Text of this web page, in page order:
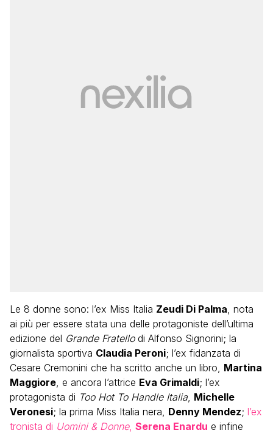
Le 8 donne sono: l’ex Miss Italia Zeudi Di Palma, nota
ai più per essere stata una delle protagoniste dell’ultima
edizione del Grande Fratellodi Alfonso Signorini; la
giornalista sportiva Claudia Peroni; l’ex fidanzata di
Cesare Cremonini che ha scritto anche un libro, Martina
Maggiore, e ancora l’attrice Eva Grimaldi; l’ex
protagonista di Too Hot To Handle Italia, Michelle
Veronesi; la prima Miss Italia nera, Denny Mendez; l’ex
tronista di Uomini & Donne, Serena Enardu e infine